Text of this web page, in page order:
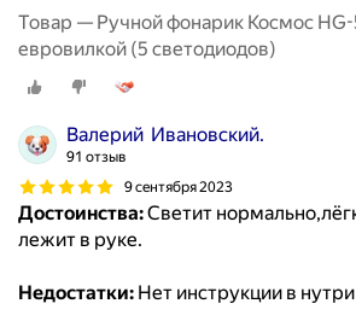
Товар — Ручной фонарик Космос
евровилкой (5 светодиодов)
Валерий Ивановский.
91 отзыв
9 сентября 2023
Достоинства:Светит
лежит в руке.
Недостатки: Нет инструкции в